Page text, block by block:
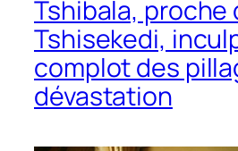
Tshibala, proche
Tshisekedi,
complot des
dévastation